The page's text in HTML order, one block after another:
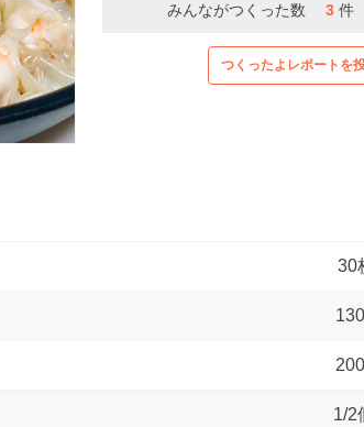
みんながつくった数 3 件
つくったよレポートを
30
1/2